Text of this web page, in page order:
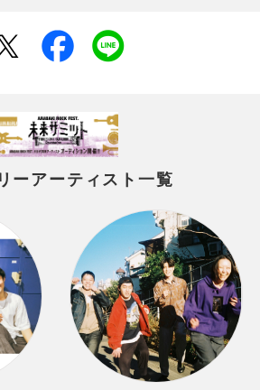
ーアーティスト一覧